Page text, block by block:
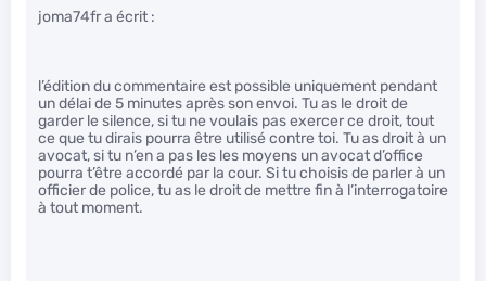
joma74fr a écrit :
l’édition du commentaire est possible uniquement pendant
un délai de 5 minutes après son envoi. Tu as le droit de
garder le silence, si tu ne voulais pas exercer ce droit, tout
ce que tu dirais pourra être utilisé contre toi. Tu as droit à un
avocat, si tu n’en a pas les les moyens un avocat d’office
pourra t’être accordé par la cour. Si tu choisis de parler à un
officier de police, tu as le droit de mettre fin à l’interrogatoire
à tout moment.